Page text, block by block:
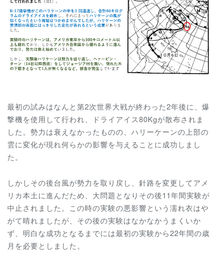
最初の試みはなんと第2次世界大戦が終わった2年後に、爆
撃機を使用して行われ、ドライアイス80Kgが散布されま
した。勢力は衰えなかったものの、ハリーケーンの上部の
雲に変化が現れ何らかの影響を与えることに成功しまし
た。
しかしその後台風が勢力を取り戻し、針路を変更してアメ
リカ本土に進んだため、大問題となりその後11年間実験が
中止されました。この時の実験の悪影響という濡れ衣はや
がて晴れましたが、その後の実験はなかなかうまくいか
ず、明白な成功となるまでには最初の実験から22年間の歳
月を必要としました。